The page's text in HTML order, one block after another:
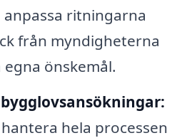
ritningarna
från myndigheterna
önskemål.
hela processen